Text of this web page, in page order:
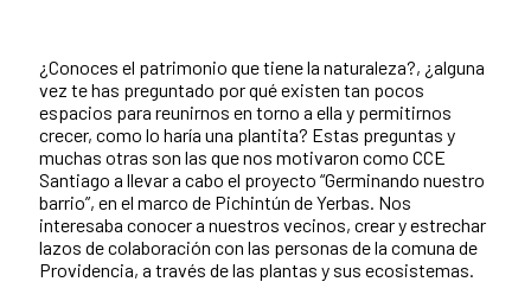
¿Conoces el patrimonio que tiene la naturaleza?, ¿alguna
vez te has preguntado por qué existen tan pocos
espacios para reunirnos en torno a ella y permitirnos
crecer, como lo haría una plantita? Estas preguntas y
muchas otras son las que nos motivaron como CCE
Santiago a llevar a cabo el proyecto “Germinando nuestro
barrio”, en el marco de Pichintún de Yerbas. Nos
interesaba conocer a nuestros vecinos, crear y estrechar
lazos de colaboración con las personas de la comuna de
Providencia, a través de las plantas y sus ecosistemas.